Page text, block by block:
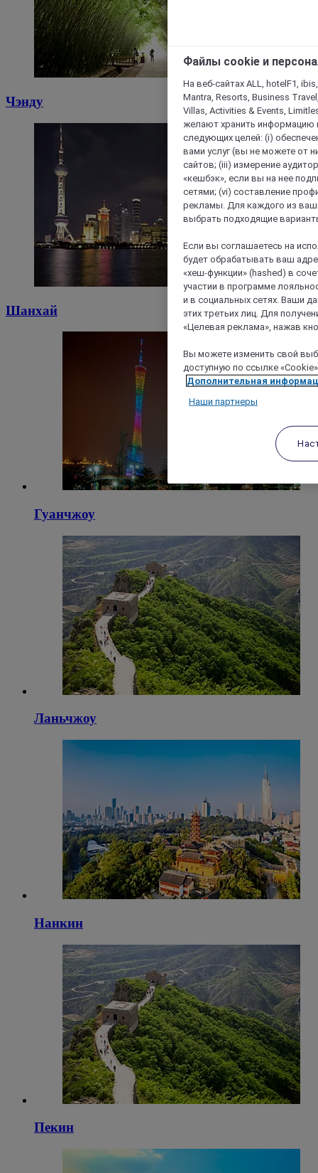
Чэнду
Шанхай
Гуанчжоу
Ланьчжоу
Нанкин
Пекин
Файлы cookie и
На веб-сайтах ALL, hotelF1,
Mantra, Resorts, Business
Villas, Activities & Events,
желают хранить информацию
следующих целей: (i)
вами услуг (вы не можете от
сайтов; (iii) измерение
«кешбэк», если вы на нее
сетями; (vi) составление
рекламы. Для каждого из
выбрать подходящие
Если вы соглашаетесь на
будет обрабатывать ваш
«хеш-функции» (hashed) в
участии в программе
и в социальных сетях. Ваши
этих третьих лиц. Для
«Целевая реклама», нажав
Вы можете изменить свой
доступную по ссылке
Дополнительная
Наши партнеры